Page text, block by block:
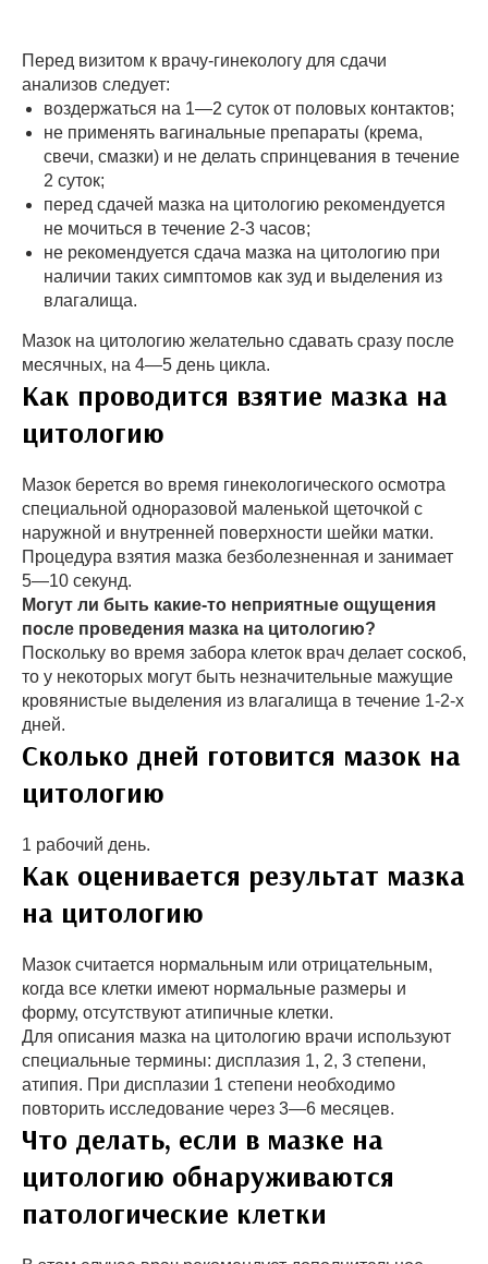
Перед визитом к врачу-гинекологу для сдачи
анализов следует:
воздержаться на 1—2 суток от половых контактов;
не применять вагинальные препараты (крема,
свечи, смазки) и не делать спринцевания в течение
2 суток;
перед сдачей мазка на цитологию рекомендуется
не мочиться в течение 2-3 часов;
не рекомендуется сдача мазка на цитологию при
наличии таких симптомов как зуд и выделения из
влагалища.
Мазок на цитологию желательно сдавать сразу после
месячных, на 4—5 день цикла.
Как проводится взятие мазка на
цитологию
Мазок берется во время гинеколо­гического осмотра
специальной одноразовой маленькой щеточкой с
наружной и внутренней поверхности шейки матки.
Процедура взятия мазка безболезненная и занимает
5—10 секунд.
Могут ли быть какие-то неприятные ощущения
после проведения мазка на цитологию?
Поскольку во время забора клеток врач делает соскоб,
то у некоторых могут быть незначительные мажущие
кровянистые выделения из влагалища в течение 1-2-х
дней.
Сколько дней готовится мазок на
цитологию
1 рабочий день.
Как оценивается результат мазка
на цитологию
Мазок считается нормальным или отрицательным,
когда все клетки имеют нормальные размеры и
форму, отсутствуют атипичные клетки.
Для описания мазка на цитологию врачи используют
специальные термины: дисплазия 1, 2, 3 степени,
атипия. При дисплазии 1 степени необходимо
повторить исследование через 3—6 месяцев.
Что делать, если в мазке на
цитологию обнаруживаются
патологические клетки